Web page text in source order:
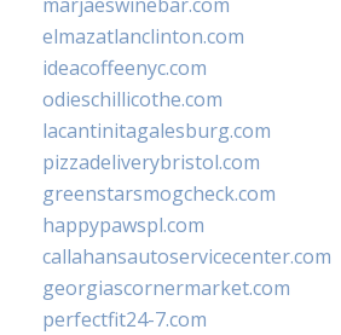
elmazatlanclinton.com
ideacoffeenyc.com
odieschillicothe.com
lacantinitagalesburg.com
pizzadeliverybristol.com
greenstarsmogcheck.com
happypawspl.com
callahansautoservicecenter.com
georgiascornermarket.com
perfectfit24-7.com